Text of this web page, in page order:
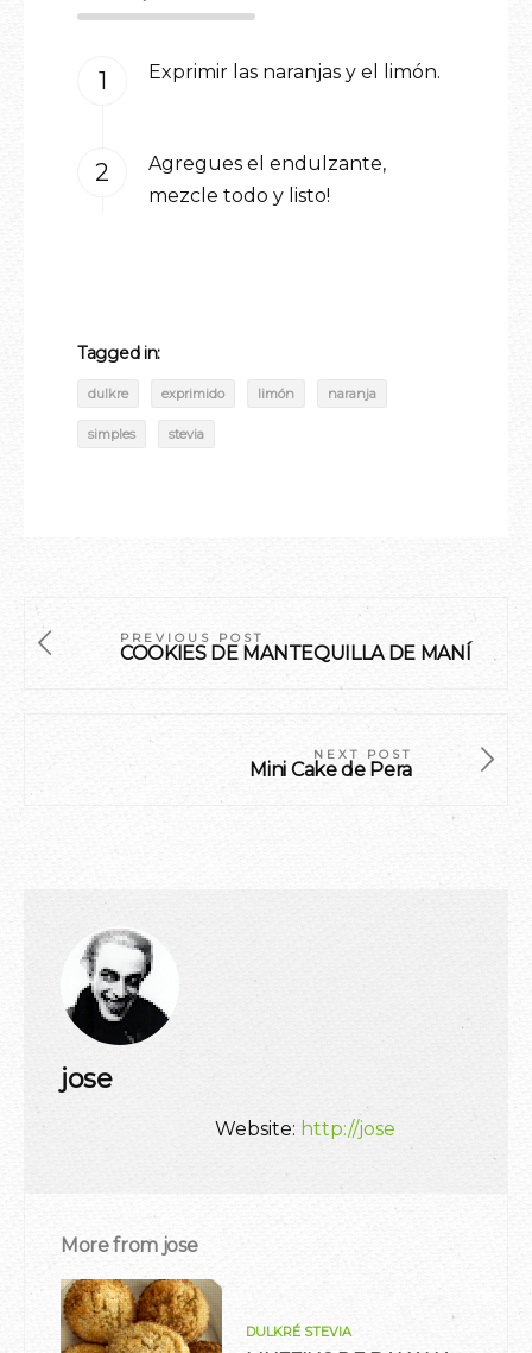
Exprimir las naranjas y el limón.
Agregues el endulzante,
mezcle todo y listo!
Tagged in:
dulkre exprimido limón naranja
simples stevia
PREVIOUS POST
COOKIES DE MANTEQUILLA DE MANÍ
NEXT POST
Mini Cake de Pera
jose
Website: http://jose
More from jose
DULKRÉ STEVIA